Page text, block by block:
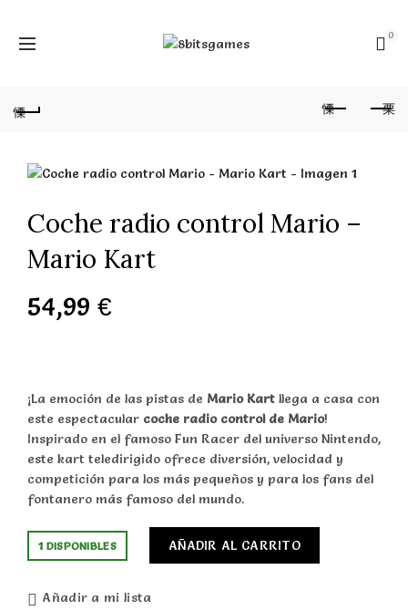
0
Coche radio control Mario –
Mario Kart
54,99 €
¡La emoción de las pistas de Mario Kart llega a casa con
este espectacular coche radio control de Mario!
Inspirado en el famoso Fun Racer del universo Nintendo,
este kart teledirigido ofrece diversión, velocidad y
competición para los más pequeños y para los fans del
fontanero más famoso del mundo.
1 DISPONIBLES AÑADIR AL CARRITO
Añadir a mi lista